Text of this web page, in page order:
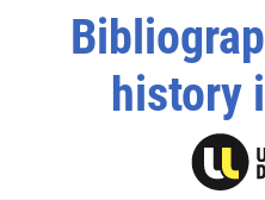
history